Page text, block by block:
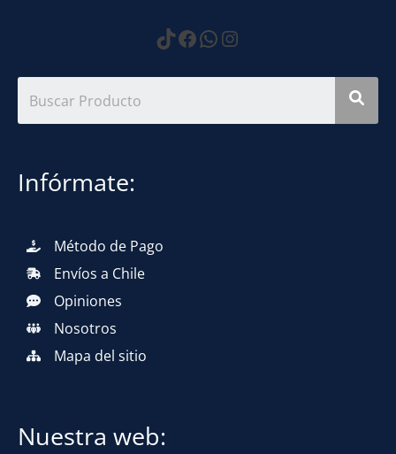
https://
Facebook
WhatsApp
Instagram
Infórmate:
Método de Pago
Envíos a Chile
Opiniones
Nosotros
Mapa del sitio
Nuestra web: